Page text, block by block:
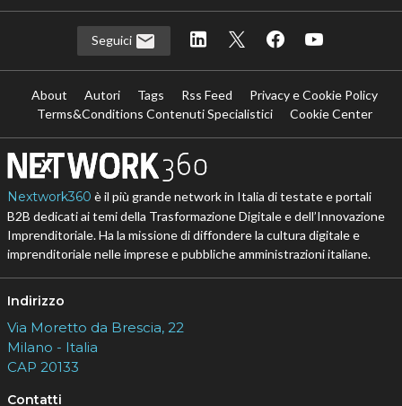
Seguici
About Autori Tags Rss Feed
Privacy e Cookie Policy
Terms&Conditions Contenuti Specialistici
Cookie Center
Nextwork360 è il più grande network in Italia di testate e portali
B2B dedicati ai temi della Trasformazione Digitale e dell’Innovazione
Imprenditoriale. Ha la missione di diffondere la cultura digitale e
imprenditoriale nelle imprese e pubbliche amministrazioni italiane.
Indirizzo
Via Moretto da Brescia, 22
Milano - Italia
CAP 20133
Contatti